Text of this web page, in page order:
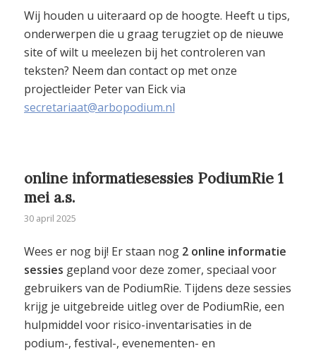
Wij houden u uiteraard op de hoogte. Heeft u tips,
onderwerpen die u graag terugziet op de nieuwe
site of wilt u meelezen bij het controleren van
teksten? Neem dan contact op met onze
projectleider Peter van Eick via
secretariaat@arbopodium.nl
online informatiesessies PodiumRie 1
mei a.s.
30 april 2025
Wees er nog bij! Er staan nog 2 online informatie
sessies gepland voor deze zomer, speciaal voor
gebruikers van de PodiumRie. Tijdens deze sessies
krijg je uitgebreide uitleg over de PodiumRie, een
hulpmiddel voor risico-inventarisaties in de
podium-, festival-, evenementen- en